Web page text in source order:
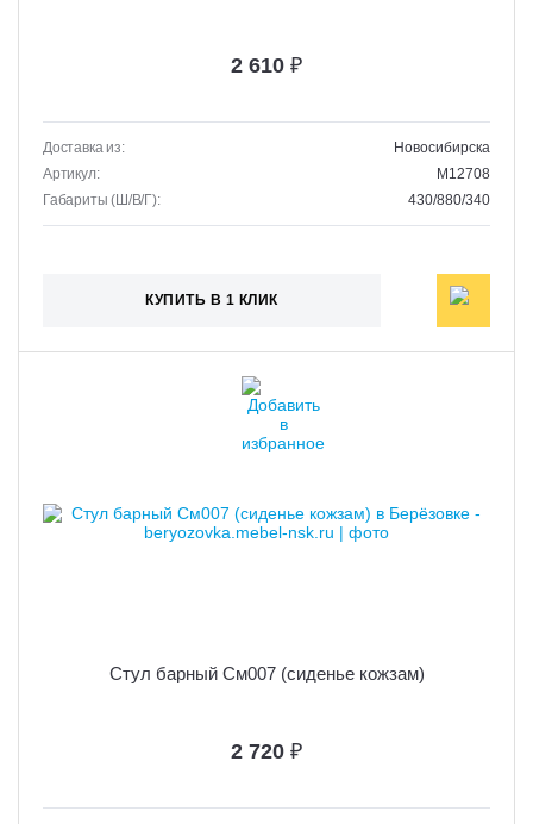
2 610 ₽
Доставка из:
Новосибирска
Артикул:
M12708
Габариты (Ш/В/Г):
430/880/340
КУПИТЬ В 1 КЛИК
Стул барный См007 (сиденье кожзам)
2 720 ₽